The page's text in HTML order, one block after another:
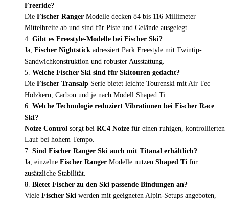
Freeride?
Die Fischer Ranger Modelle decken 84 bis 116 Millimeter
Mittelbreite ab und sind für Piste und Gelände ausgelegt.
Gibt es Freestyle-Modelle bei Fischer Ski?
Ja, Fischer Nightstick adressiert Park Freestyle mit Twintip-
Sandwichkonstruktion und robuster Ausstattung.
Welche Fischer Ski sind für Skitouren gedacht?
Die Fischer Transalp Serie bietet leichte Tourenski mit Air Tec
Holzkern, Carbon und je nach Modell Shaped Ti.
Welche Technologie reduziert Vibrationen bei Fischer Race
Ski?
Noize Control sorgt bei RC4 Noize für einen ruhigen, kontrollierten
Lauf bei hohem Tempo.
Sind Fischer Ranger Ski auch mit Titanal erhältlich?
Ja, einzelne Fischer Ranger Modelle nutzen Shaped Ti für
zusätzliche Stabilität.
Bietet Fischer zu den Ski passende Bindungen an?
Viele Fischer Ski werden mit geeigneten Alpin-Setups angeboten,